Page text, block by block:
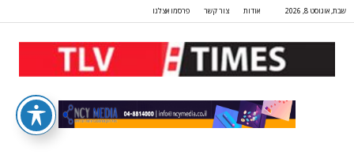
שבת, אוגוסט 8, 2026 אודות צור קשר פרסמו אצלנו